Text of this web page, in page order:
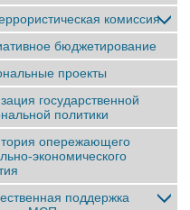
комиссия
бюджетирование
проекты
государственной
политики
опережающего
экономического
поддержка